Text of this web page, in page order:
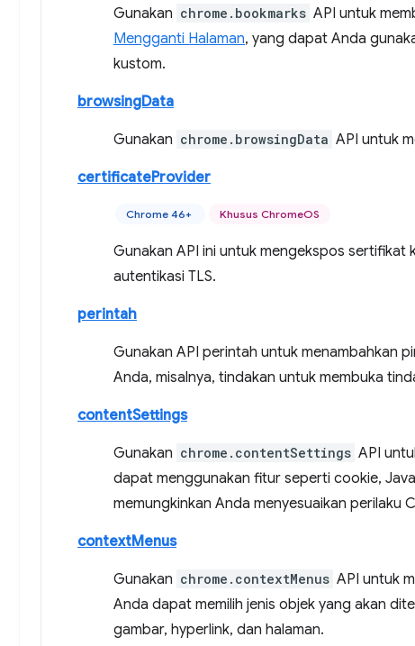
Gunakan chrome.bookmarks API untuk
Mengganti Halaman, yang dapat Anda
kustom.
browsingData
Gunakan chrome.browsingData API untuk
certificateProvider
Chrome 46+ Khusus ChromeOS
Gunakan API ini untuk mengekspos
autentikasi TLS.
perintah
Gunakan API perintah untuk menambahkan
Anda, misalnya, tindakan untuk membuka
contentSettings
Gunakan chrome.contentSettings API
dapat menggunakan fitur seperti cookie,
memungkinkan Anda menyesuaikan perilaku
contextMenus
Gunakan chrome.contextMenus API untuk
Anda dapat memilih jenis objek yang akan
gambar, hyperlink, dan halaman.